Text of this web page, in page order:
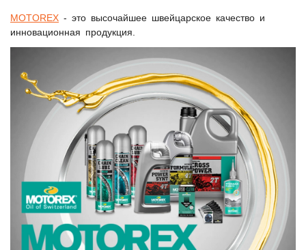
MOTOREX - это высочайшее швейцарское качество и
инновационная продукция.